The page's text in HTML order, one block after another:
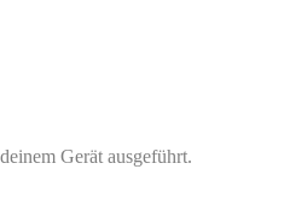
Gerät ausgeführt.